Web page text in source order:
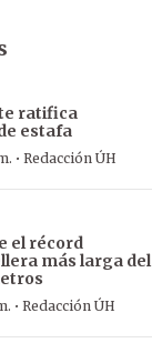
ratifica
estafa
· Redacción ÚH
el récord
más larga del
· Redacción ÚH